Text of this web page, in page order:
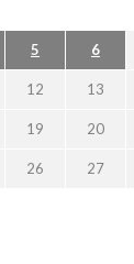
5 6
12 13
19 20
26 27